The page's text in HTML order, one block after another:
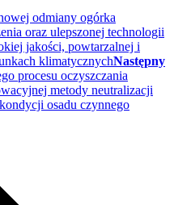
odmiany ogórka
oraz ulepszonej technologii
jakości, powtarzalnej i
klimatycznychNastępny
procesu oczyszczania
metody neutralizacji
osadu czynnego